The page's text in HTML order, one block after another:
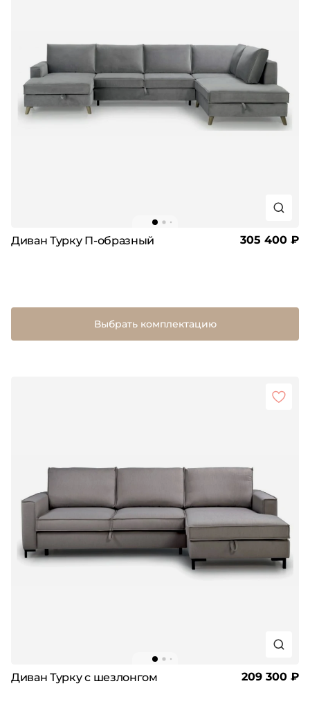
Диван Турку П-образный 305 400 ₽
Выбрать комплектацию
Диван Турку с шезлонгом 209 300 ₽